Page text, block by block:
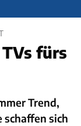
fürs
Trend,
sich